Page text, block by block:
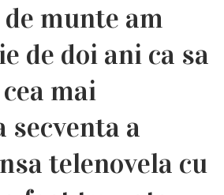
munte am
de doi ani ca sa
mai
a
telenovela cu